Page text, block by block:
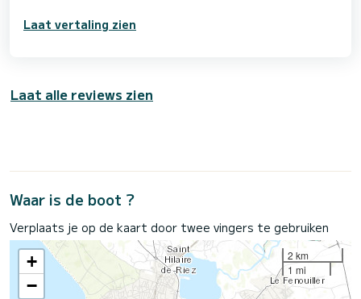
Laat vertaling zien
Laat alle reviews zien
Waar is de boot ?
Verplaats je op de kaart door twee vingers te gebruiken
+
−
2 km
1 mi